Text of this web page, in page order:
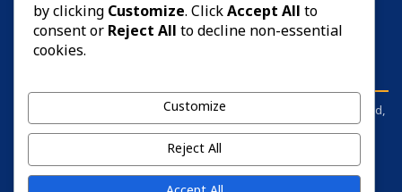
sarkariyojana.info is not affiliated with any government body, board,
commission, or ministry. It is an independent information portal.
Before applying for anything, please visit the respective official
website and read the notification carefully.
by clicking Customize. ClickAccept All to
consent or Reject All to decline non-essential
cookies.
Customize
Reject All